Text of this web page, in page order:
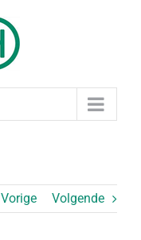
Vorige Volgende